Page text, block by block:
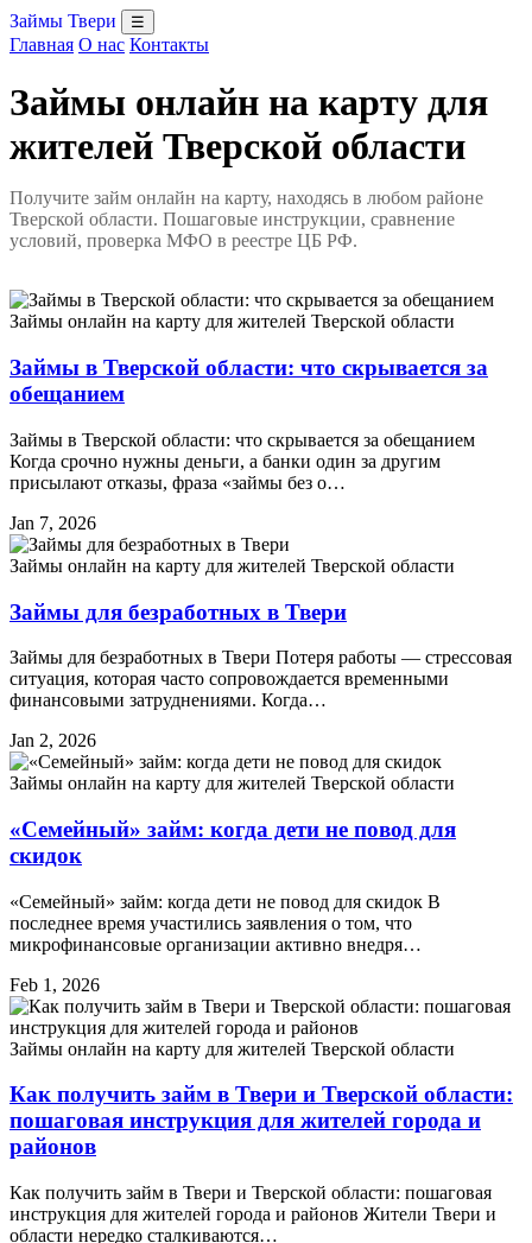
Займы Твери ☰
Главная О нас Контакты
Займы онлайн на карту для
жителей Тверской области
Получите займ онлайн на карту, находясь в любом районе
Тверской области. Пошаговые инструкции, сравнение
условий, проверка МФО в реестре ЦБ РФ.
Займы онлайн на карту для жителей Тверской области
Займы в Тверской области: что скрывается за
обещанием
Займы в Тверской области: что скрывается за обещанием
Когда срочно нужны деньги, а банки один за другим
присылают отказы, фраза «займы без о…
Jan 7, 2026
Займы онлайн на карту для жителей Тверской области
Займы для безработных в Твери
Займы для безработных в Твери Потеря работы — стрессовая
ситуация, которая часто сопровождается временными
финансовыми затруднениями. Когда…
Jan 2, 2026
Займы онлайн на карту для жителей Тверской области
«Семейный» займ: когда дети не повод для
скидок
«Семейный» займ: когда дети не повод для скидок В
последнее время участились заявления о том, что
микрофинансовые организации активно внедря…
Feb 1, 2026
Займы онлайн на карту для жителей Тверской области
Как получить займ в Твери и Тверской области:
пошаговая инструкция для жителей города и
районов
Как получить займ в Твери и Тверской области: пошаговая
инструкция для жителей города и районов Жители Твери и
области нередко сталкиваются…